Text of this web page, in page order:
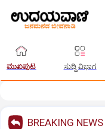
ಮುಖಪುಟ ಸುದ್ದಿ ವಿಭಾಗ
BREAKING NEWS